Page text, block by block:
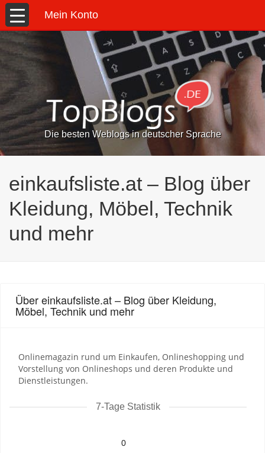
Mein Konto
Die besten Weblogs in deutscher Sprache
einkaufsliste.at – Blog über
Kleidung, Möbel, Technik
und mehr
Über einkaufsliste.at – Blog über Kleidung,
Möbel, Technik und mehr
Onlinemagazin rund um Einkaufen, Onlineshopping und
Vorstellung von Onlineshops und deren Produkte und
Dienstleistungen.
7-Tage Statistik
0